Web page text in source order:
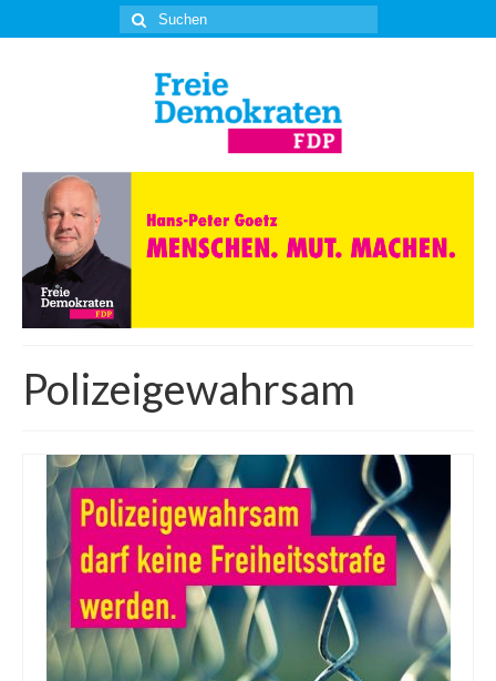
Suche
nach:
Polizeigewahrsam